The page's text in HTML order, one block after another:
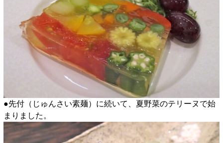
●先付（じゅんさい素麺）に続いて、夏野菜のテリーヌで始
まりました。